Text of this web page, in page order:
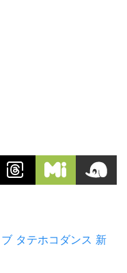
タテホコダンス 新